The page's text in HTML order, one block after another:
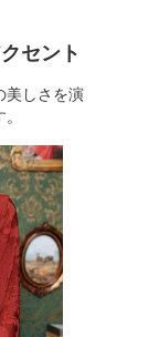
セント
美しさを演